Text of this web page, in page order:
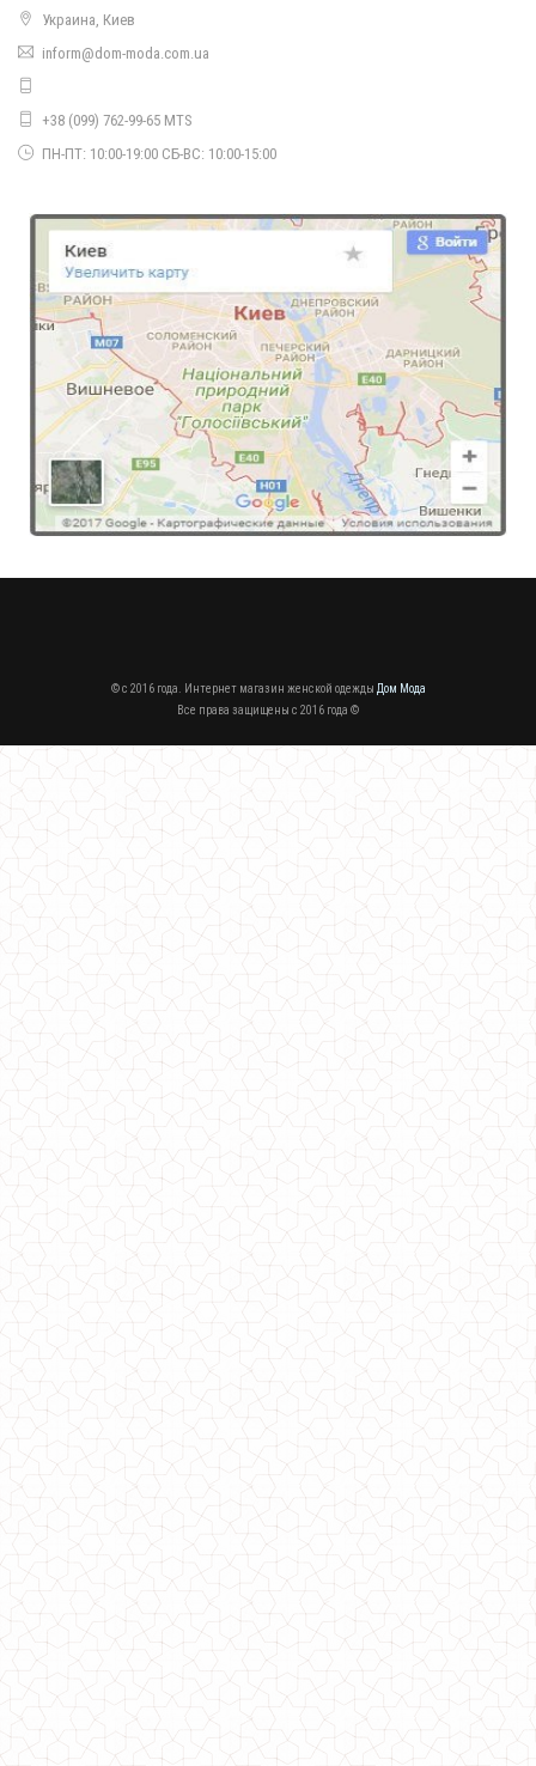
Модный женский свитшот с принтом и длинным рукавом
630.00грн.
Модный свитшот женский "Цветы"
550.00грн.
Модный женский свитшот олени
640.00грн.
600.00грн.
Украина, Киев
inform@dom-moda.com.ua
+38 (099) 762-99-65 MTS
ПН-ПТ: 10:00-19:00 СБ-ВС: 10:00-15:00
© c 2016 года. Интернет магазин женской одежды Дом Мода
Все права защищены c 2016 года ©